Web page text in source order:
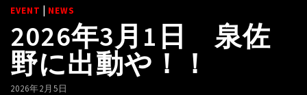
EVENT | NEWS
2026年3月1日 泉佐
野に出動や！！
2026年2月5日